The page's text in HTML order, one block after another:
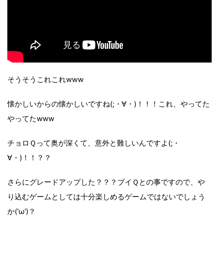
そうそうこれこれwww
懐かしいからの懐かしいですね(;・∀・)！！！これ、やってた
やってたwww
チョロＱって奥が深くて、意外と難しいんですよ(;・
∀・)！！？？
さらにグレードアップした？？？ブイＱとの事ですので、や
り込むゲームとしては十分楽しめるゲームではないでしょう
か('ω')？